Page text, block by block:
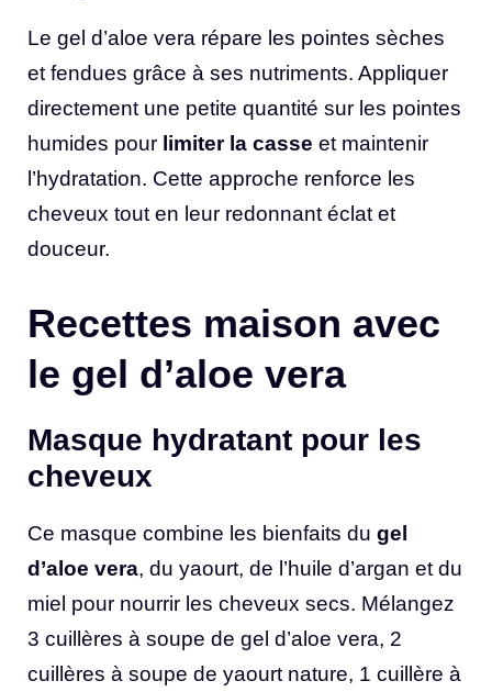
Le gel d’aloe vera répare les pointes sèches
et fendues grâce à ses nutriments. Appliquer
directement une petite quantité sur les pointes
humides pour limiter la casse et maintenir
l’hydratation. Cette approche renforce les
cheveux tout en leur redonnant éclat et
douceur.
Recettes maison avec
le gel d’aloe vera
Masque hydratant pour les
cheveux
Ce masque combine les bienfaits du gel
d’aloe vera, du yaourt, de l’huile d’argan et du
miel pour nourrir les cheveux secs. Mélangez
3 cuillères à soupe de gel d’aloe vera, 2
cuillères à soupe de yaourt nature, 1 cuillère à